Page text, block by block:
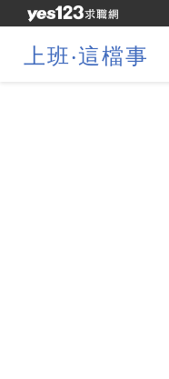
上班‧這檔事